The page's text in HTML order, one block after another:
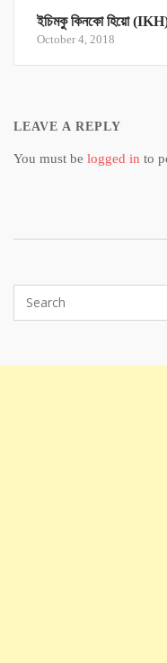
ইচিমকু কিনকো হিয়ো
October 4, 2018
LEAVE A REPLY
You must be logged in to